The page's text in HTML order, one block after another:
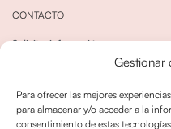
Gestionar
Para ofrecer las mejores
para almacenar y/o acceder a la
consentimiento de estas
CONTACTO
Solicitar información